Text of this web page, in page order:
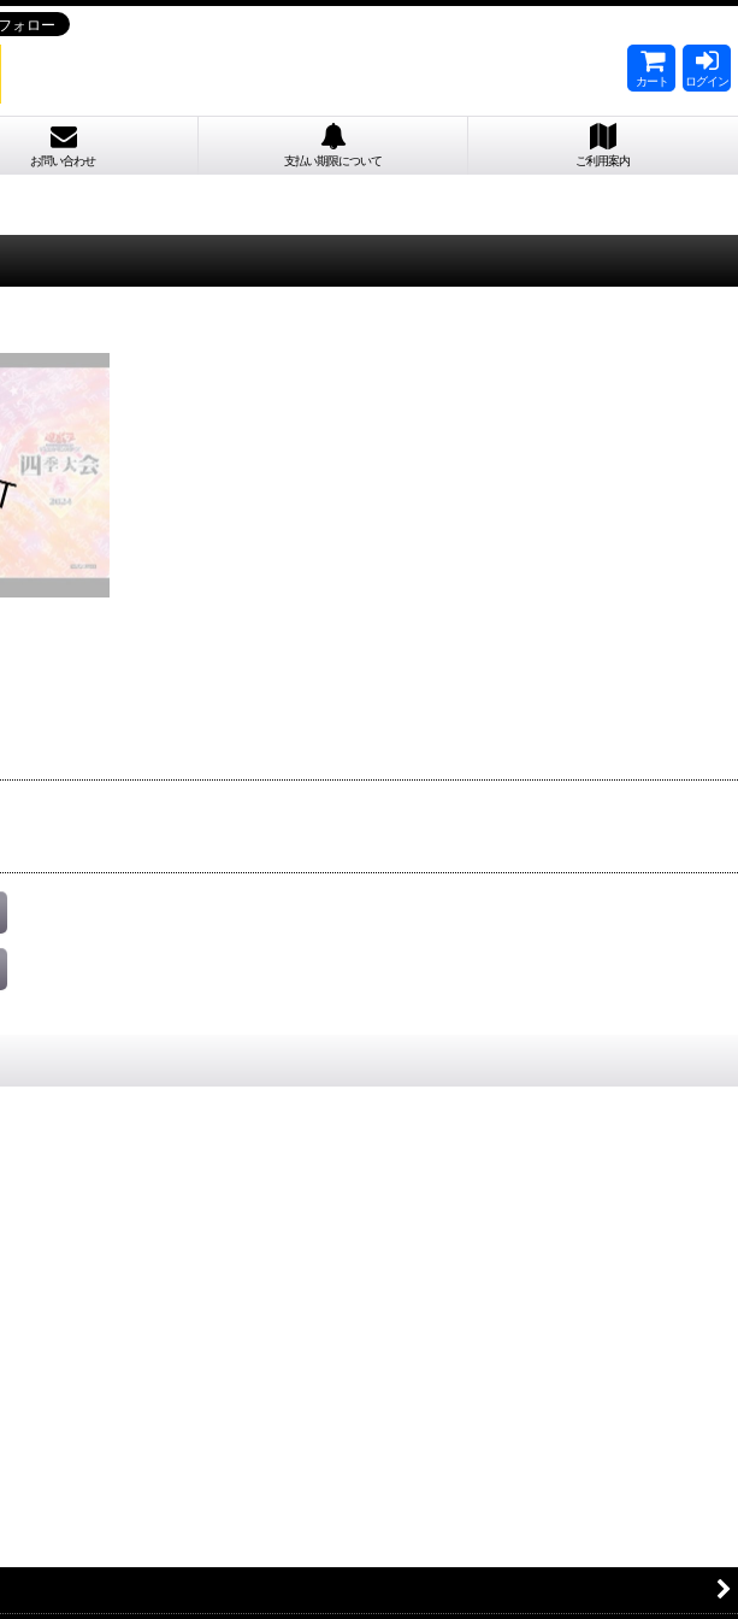
カート ログイン
お問い合わせ 支払い期限について ご利用案内